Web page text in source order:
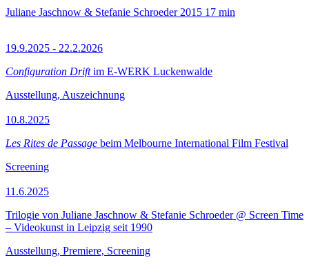
Juliane Jaschnow & Stefanie Schroeder 2015 17 min
19.9.2025 - 22.2.2026
Configuration Driftim E-WERK Luckenwalde
Ausstellung, Auszeichnung
10.8.2025
Les Rites de Passage beim Melbourne International Film Festival
Screening
11.6.2025
Trilogie von Juliane Jaschnow & Stefanie Schroeder @ Screen Time
– Videokunst in Leipzig seit 1990
Ausstellung, Premiere, Screening